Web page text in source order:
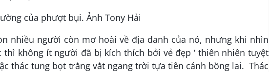
của phượt bụi. Ảnh Tony Hải
nhiều người còn mơ hoài về địa danh của nó, nhưng khi nhìn
không ít người đã bị kích thích bởi vẻ đẹp ‘ thiên nhiên tuyệt
thác tung bọt trắng vắt ngang trời tựa tiên cảnh bồng lai. Thác